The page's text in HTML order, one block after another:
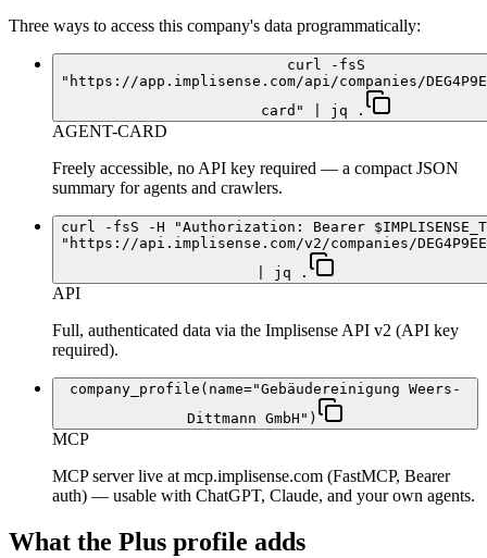
Three ways to access this company's data programmatically:
curl -fsS
"https://app.implisense.com/api/companies/
card" | jq .
AGENT-CARD
Freely accessible, no API key required — a compact JSON
summary for agents and crawlers.
curl -fsS -H "Authorization: Bearer
"https://api.implisense.com/v2/companies/
| jq .
API
Full, authenticated data via the Implisense API v2 (API key
required).
company_profile(name="Gebäudereinigung Weers-
Dittmann GmbH")
MCP
MCP server live at mcp.implisense.com (FastMCP, Bearer
auth) — usable with ChatGPT, Claude, and your own agents.
What the Plus profile adds